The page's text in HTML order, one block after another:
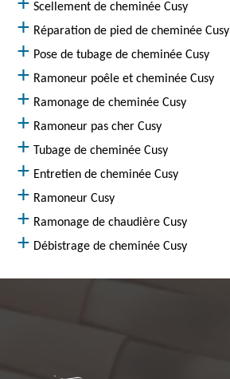
Scellement de cheminée Cusy
Réparation de pied de cheminée Cusy
Pose de tubage de cheminée Cusy
Ramoneur poêle et cheminée Cusy
Ramonage de cheminée Cusy
Ramoneur pas cher Cusy
Tubage de cheminée Cusy
Entretien de cheminée Cusy
Ramoneur Cusy
Ramonage de chaudière Cusy
Débistrage de cheminée Cusy